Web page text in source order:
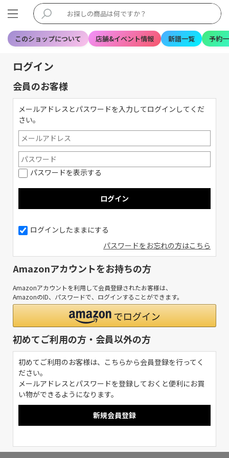
このショップについて 店舗&イベント情報 新譜一覧 予約
ログイン
会員のお客様
メールアドレスとパスワードを入力してログインしてくだ
さい。
パスワードを表示する
ログインしたままにする
パスワードをお忘れの方はこちら
Amazonアカウントをお持ちの方
Amazonアカウントを利用して会員登録されたお客様は、
AmazonのID、パスワードで、ログインすることができます。
初めてご利用の方・会員以外の方
初めてご利用のお客様は、こちらから会員登録を行ってく
ださい。
メールアドレスとパスワードを登録しておくと便利にお買
い物ができるようになります。